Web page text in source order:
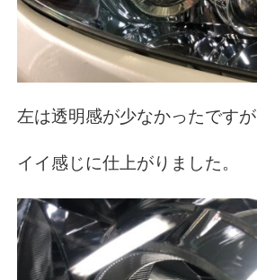
左は透明感が少なかったですが
イイ感じに仕上がりました。